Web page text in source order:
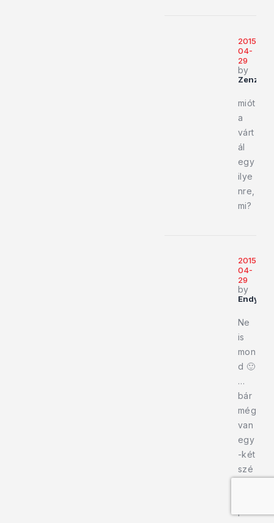
2015-
04-
29
by
Zenzo
miót
a
várt
ál
egy
ilye
nre,
mi?
2015-
04-
29
by
Endy919
Ne
is
mon
d 🙂
…
bár
még
van
egy
-két
szé
i